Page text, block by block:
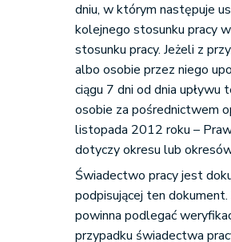
dniu, w którym następuje
kolejnego stosunku pracy
stosunku pracy. Jeżeli z
albo osobie przez niego
ciągu 7 dni od dnia
osobie za pośrednictwem
listopada 2012 roku –
dotyczy okresu lub
Świadectwo pracy jest
podpisującej ten
powinna podlegać
przypadku świadectwa